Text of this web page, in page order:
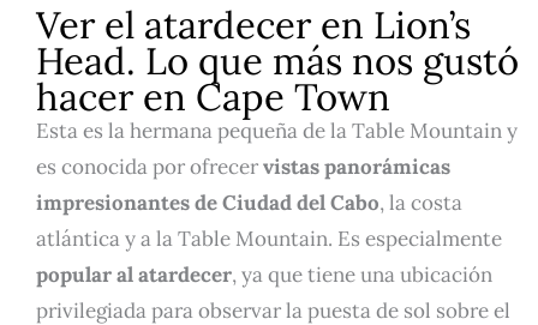
Ver el atardecer en Lion’s
Head. Lo que más nos gustó
hacer en Cape Town
Esta es la hermana pequeña de la Table Mountain y
es conocida por ofrecervistas panorámicas
impresionantes de Ciudad del Cabo, la costa
atlántica y a la Table Mountain. Es especialmente
popular al atardecer, ya que tiene una ubicación
privilegiada para observar la puesta de sol sobre el